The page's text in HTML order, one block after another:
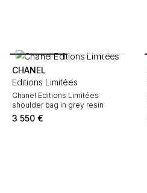
CHANEL
Editions Limitées
Chanel Editions Limitées
shoulder bag in grey resin
3 550 €